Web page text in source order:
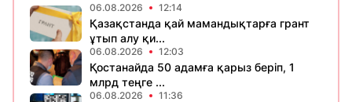
06.08.2026 12:14
Қазақстанда қай мамандықтарға грант
ұтып алу қи...
06.08.2026 12:03
Қостанайда 50 адамға қарыз беріп, 1
млрд теңге ...
06.08.2026 11:36